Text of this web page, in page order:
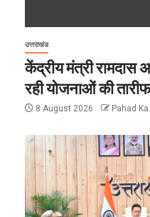
उत्तराखंड
केंद्रीय मंत्री रामदास
रही योजनाओं की
8 August 2026 Pahad